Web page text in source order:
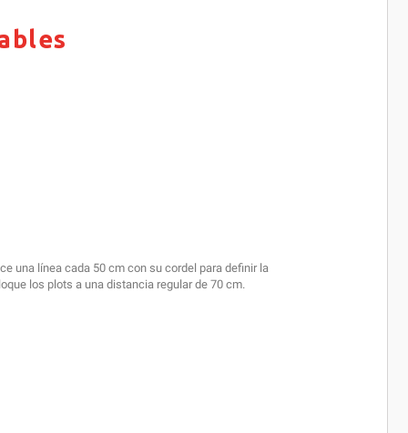
una línea cada 50 cm con su cordel para definir la
los plots a una distancia regular de 70 cm.